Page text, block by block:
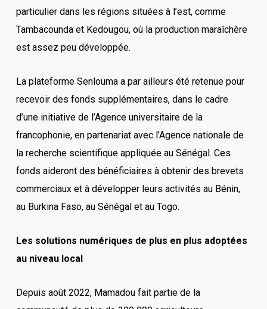
particulier dans les régions situées à l’est, comme
Tambacounda et Kedougou, où la production maraîchère
est assez peu développée.
La plateforme Senlouma a par ailleurs été retenue pour
recevoir des fonds supplémentaires, dans le cadre
d’une initiative de l’Agence universitaire de la
francophonie, en partenariat avec l’Agence nationale de
la recherche scientifique appliquée au Sénégal. Ces
fonds aideront des bénéficiaires à obtenir des brevets
commerciaux et à développer leurs activités au Bénin,
au Burkina Faso, au Sénégal et au Togo.
Les solutions numériques de plus en plus adoptées
au niveau local
Depuis août 2022, Mamadou fait partie de la